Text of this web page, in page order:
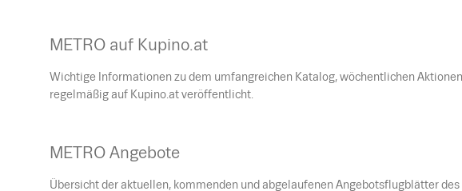
METRO auf Kupino.at
Wichtige Informationen zu dem umfangreichen Katalog, wöchentlichen
regelmäßig auf Kupino.at veröffentlicht.
METRO Angebote
Übersicht der aktuellen, kommenden und abgelaufenen Angebotsflugblätter